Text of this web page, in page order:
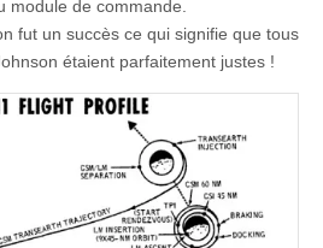
module de commande.
fut un succès ce qui signifie que tous
étaient parfaitement justes !